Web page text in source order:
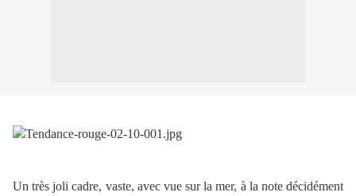
Un très joli cadre, vaste, avec vue sur la mer, à la note décidément